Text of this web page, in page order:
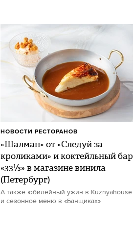
«Шалман» от «Следуй за
кроликами» и коктейльный бар
«33⅓» в магазине винила
(Петербург)
А также юбилейный ужин в Kuznyahouse
и сезонное меню в «Банщиках»
НОВОСТИ РЕСТОРАНОВ